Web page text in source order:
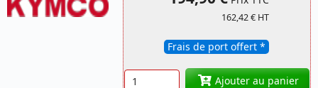
LKK7-E60 KYMCO
162,42 € HT
Frais de port offert *
Quantité Ajouter au panier